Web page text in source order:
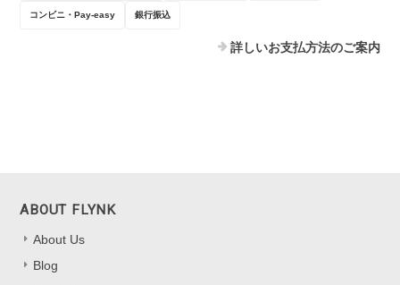
コンビニ・Pay-easy 銀行振込
詳しいお支払方法のご案内
ABOUT FLYNK
About Us
Blog